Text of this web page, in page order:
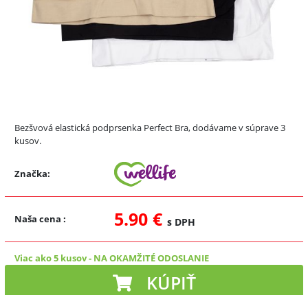
Bezšvová elastická podprsenka Perfect Bra, dodávame v súprave 3
kusov.
Značka:
Naša cena : 5.90 € s DPH
Viac ako 5 kusov- NA OKAMŽITÉ ODOSLANIE
KÚPIŤ